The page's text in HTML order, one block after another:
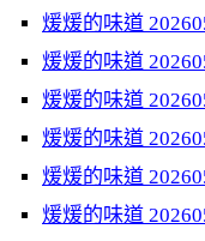
煖煖的味道
煖煖的味道
煖煖的味道
煖煖的味道
煖煖的味道
煖煖的味道